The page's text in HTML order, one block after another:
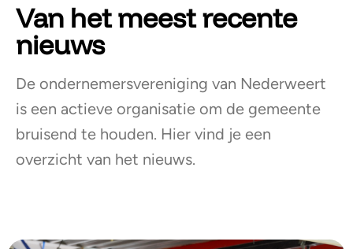
Van het meest recente
nieuws
De ondernemersvereniging van Nederweert
is een actieve organisatie om de gemeente
bruisend te houden. Hier vind je een
overzicht van het nieuws.